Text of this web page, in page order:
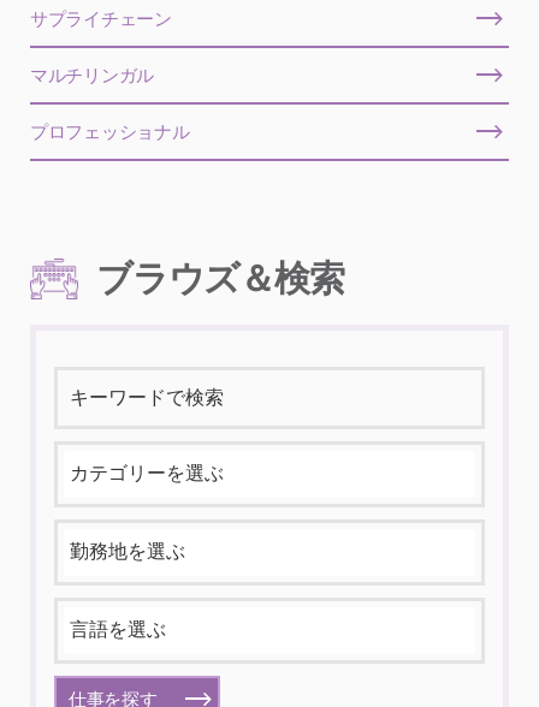
サプライチェーン
マルチリンガル
プロフェッショナル
ブラウズ＆検索
仕事を探す